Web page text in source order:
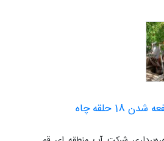
پر و مسلوب المنفعه شدن 18 حلقه چاه